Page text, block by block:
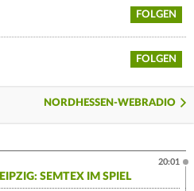
FOLGEN
FOLGEN
NORDHESSEN-WEBRADIO
SEMTEX IM SPIEL
20:01